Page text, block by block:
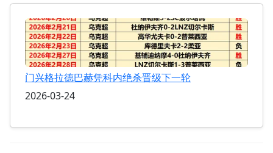
门兴格拉德巴赫凭科内绝杀晋级下一轮
2026-03-24